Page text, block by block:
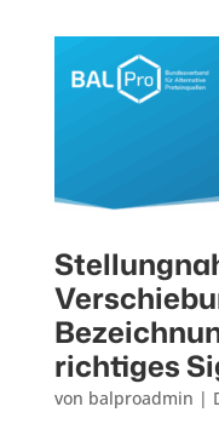
richtiges
von balproadmin |